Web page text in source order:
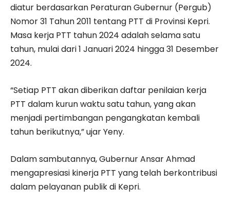
diatur berdasarkan Peraturan Gubernur (Pergub)
Nomor 31 Tahun 2011 tentang PTT di Provinsi Kepri.
Masa kerja PTT tahun 2024 adalah selama satu
tahun, mulai dari 1 Januari 2024 hingga 31 Desember
2024.
“Setiap PTT akan diberikan daftar penilaian kerja
PTT dalam kurun waktu satu tahun, yang akan
menjadi pertimbangan pengangkatan kembali
tahun berikutnya,” ujar Yeny.
Dalam sambutannya, Gubernur Ansar Ahmad
mengapresiasi kinerja PTT yang telah berkontribusi
dalam pelayanan publik di Kepri.